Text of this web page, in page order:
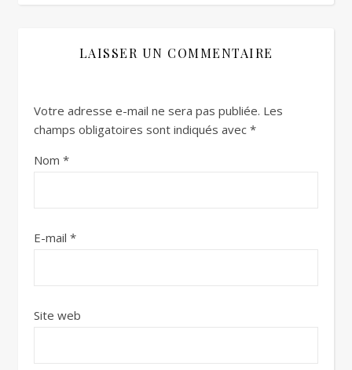
LAISSER UN COMMENTAIRE
Votre adresse e-mail ne sera pas publiée. Les
champs obligatoires sont indiqués avec *
Nom *
E-mail *
Site web